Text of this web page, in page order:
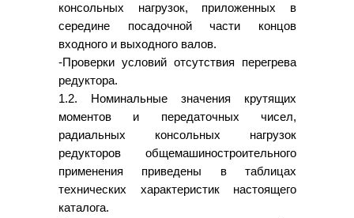
консольных нагрузок, приложенных в
середине посадочной части концов
входного и выходного валов.
-Проверки условий отсутствия перегрева
редуктора.
1.2. Номинальные значения крутящих
моментов и передаточных чисел,
радиальных консольных нагрузок
редукторов общемашиностроительного
применения приведены в таблицах
технических характеристик настоящего
каталога.